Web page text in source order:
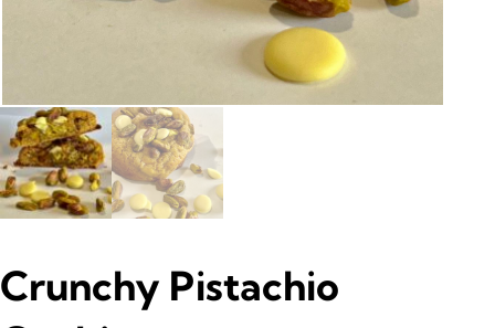
Crunchy Pistachio